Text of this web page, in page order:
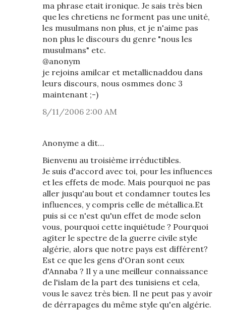
ma phrase etait ironique. Je sais très bien
que les chretiens ne forment pas une unité,
les musulmans non plus, et je n'aime pas
non plus le discours du genre "nous les
musulmans" etc.
@anonym
je rejoins amilcar et metallicnaddou dans
leurs discours, nous osmmes donc 3
maintenant ;-)
8/11/2006 2:00 AM
Anonyme a dit…
Bienvenu au troisième irréductibles.
Je suis d'accord avec toi, pour les influences
et les effets de mode. Mais pourquoi ne pas
aller jusqu'au bout et condamner toutes les
influences, y compris celle de métallica.Et
puis si ce n'est qu'un effet de mode selon
vous, pourquoi cette inquiétude ? Pourquoi
agiter le spectre de la guerre civile style
algérie, alors que notre pays est différent?
Est ce que les gens d'Oran sont ceux
d'Annaba ? Il y a une meilleur connaissance
de l'islam de la part des tunisiens et cela,
vous le savez très bien. Il ne peut pas y avoir
de dérrapages du même style qu'en algérie.